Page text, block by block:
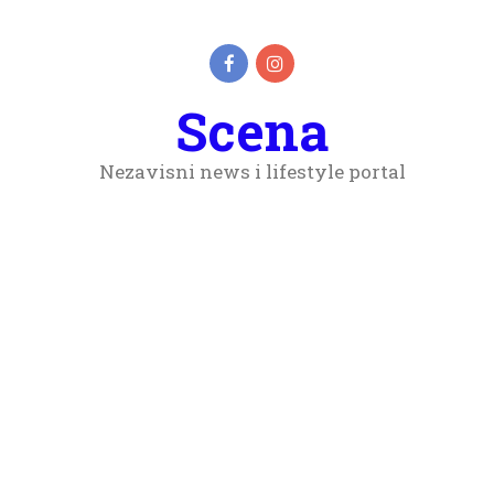
Scena
Nezavisni news i lifestyle portal